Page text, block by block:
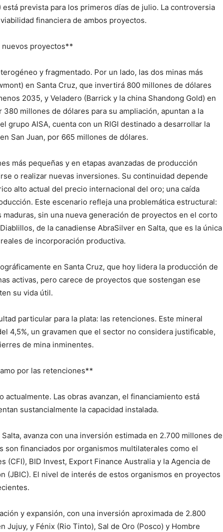
está prevista para los primeros días de julio. La controversia
financiera de ambos proyectos.
proyectos**
y fragmentado. Por un lado, las dos minas más
en Santa Cruz, que invertirá 800 millones de dólares
2035, y Veladero (Barrick y la china Shandong Gold) en
380 millones de dólares para su ampliación, apuntan a la
grupo AISA, cuenta con un RIGI destinado a desarrollar la
San Juan, por 665 millones de dólares.
más pequeñas y en etapas avanzadas de producción
o realizar nuevas inversiones. Su continuidad depende
alto actual del precio internacional del oro; una caída
Este escenario refleja una problemática estructural:
sin una nueva generación de proyectos en el corto
de la canadiense AbraSilver en Salta, que es la única
de incorporación productiva.
en Santa Cruz, que hoy lidera la producción de
activas, pero carece de proyectos que sostengan ese
su vida útil.
particular para la plata: las retenciones. Este mineral
4,5%, un gravamen que el sector no considera justificable,
de mina inminentes.
por las retenciones**
actualmente. Las obras avanzan, el financiamiento está
sustancialmente la capacidad instalada.
avanza con una inversión estimada en 2.700 millones de
son financiados por organismos multilaterales como el
(CFI), BID Invest, Export Finance Australia y la Agencia de
(JBIC). El nivel de interés de estos organismos en proyectos
y expansión, con una inversión aproximada de 2.800
Jujuy, y Fénix (Rio Tinto), Sal de Oro (Posco) y Hombre